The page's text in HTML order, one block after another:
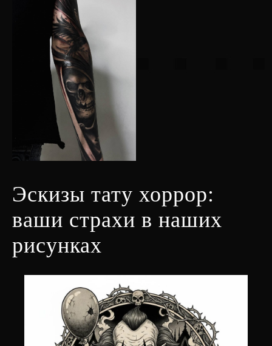
Эскизы тату хоррор:
ваши страхи в наших
рисунках